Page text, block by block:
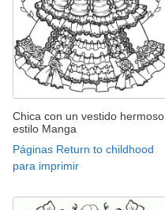
Chica con un vestido hermoso,
estilo Manga
Páginas Return to childhood
para imprimir